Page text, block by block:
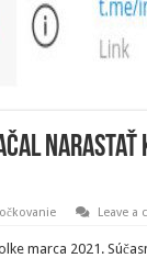
narastať
Leave a
marca 2021.